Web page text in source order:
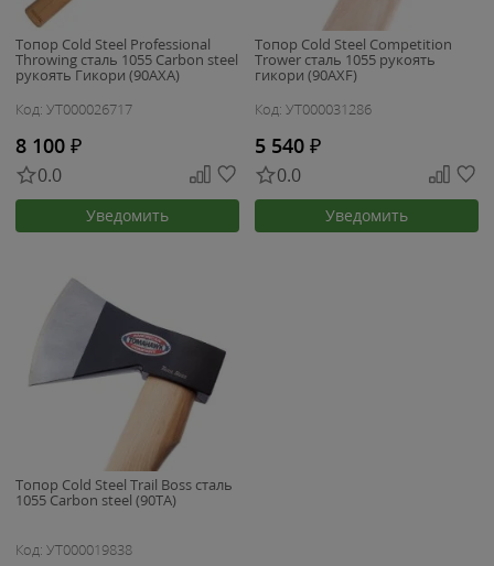
Топор Cold Steel Professional
Throwing сталь 1055 Carbon steel
рукоять Гикори (90AXA)
Код: УТ000026717
8 100 ₽
0.0
Уведомить
Топор Cold Steel Competition
Trower сталь 1055 рукоять
гикори (90AXF)
Код: УТ000031286
5 540 ₽
0.0
Уведомить
Топор Cold Steel Trail Boss сталь
1055 Carbon steel (90TA)
Код: УТ000019838